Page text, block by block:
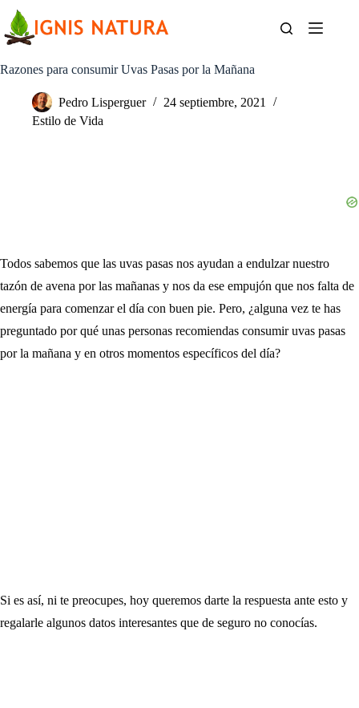
contenido
Razones para consumir Uvas Pasas por la Mañana
Pedro Lisperguer
24 septiembre, 2021
Estilo de Vida
Todos sabemos que las uvas pasas nos ayudan a endulzar nuestro
tazón de avena por las mañanas y nos da ese empujón que nos falta de
energía para comenzar el día con buen pie. Pero, ¿alguna vez te has
preguntado por qué unas personas recomiendas consumir uvas pasas
por la mañana y en otros momentos específicos del día?
Si es así, ni te preocupes, hoy queremos darte la respuesta ante esto y
regalarle algunos datos interesantes que de seguro no conocías.